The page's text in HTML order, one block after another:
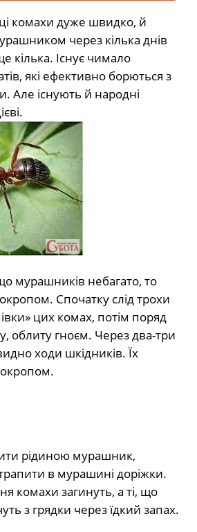
комахи дуже швидко, й
через кілька днів
кілька. Існує чимало
які ефективно борються з
Але існують й народні
мурашників небагато, то
Спочатку слід трохи
цих комах, потім поряд
облиту гноєм. Через два-три
ходи шкідників. Їх
рідиною мурашник,
в мурашині доріжки.
комахи загинуть, а ті, що
з грядки через їдкий запах.